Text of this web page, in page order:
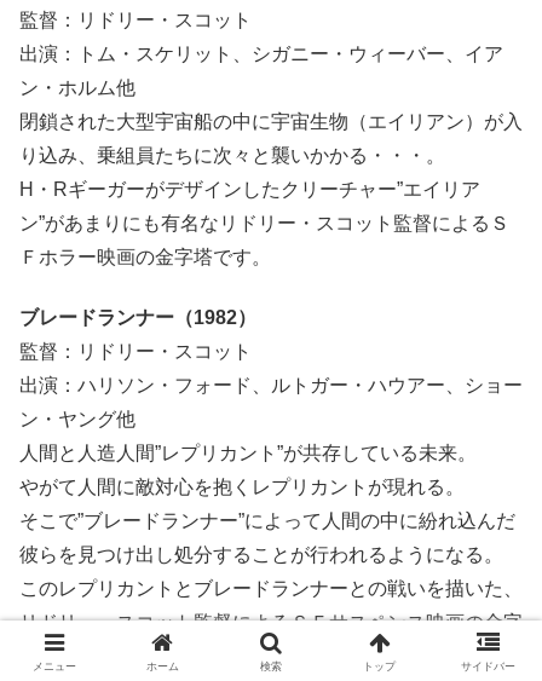
監督：リドリー・スコット
出演：トム・スケリット、シガニー・ウィーバー、イア
ン・ホルム他
閉鎖された大型宇宙船の中に宇宙生物（エイリアン）が入
り込み、乗組員たちに次々と襲いかかる・・・。
H・Rギーガーがデザインしたクリーチャー”エイリア
ン”があまりにも有名なリドリー・スコット監督によるＳ
Ｆホラー映画の金字塔です。
ブレードランナー（1982）
監督：リドリー・スコット
出演：ハリソン・フォード、ルトガー・ハウアー、ショー
ン・ヤング他
人間と人造人間”レプリカント”が共存している未来。
やがて人間に敵対心を抱くレプリカントが現れる。
そこで”ブレードランナー”によって人間の中に紛れ込んだ
彼らを見つけ出し処分することが行われるようになる。
このレプリカントとブレードランナーとの戦いを描いた、
リドリー・スコット監督によるＳＦサスペンス映画の金字
塔です。
メニュー ホーム 検索 トップ サイドバー